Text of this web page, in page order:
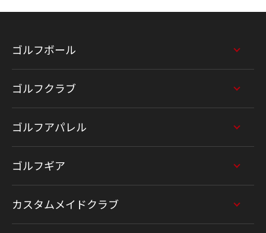
ゴルフボール
ゴルフクラブ
ゴルフアパレル
ゴルフギア
カスタムメイドクラブ